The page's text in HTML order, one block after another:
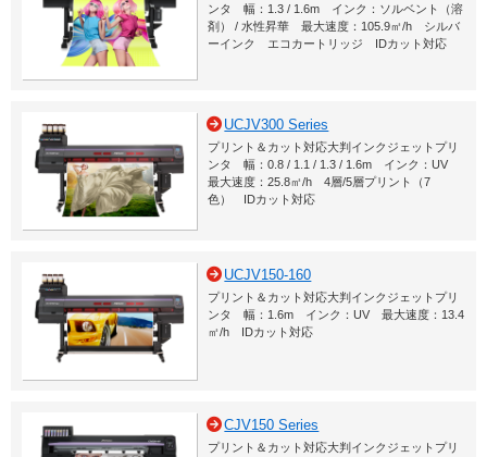
ンタ 幅：1.3 / 1.6m インク：ソルベント（溶
剤） / 水性昇華 最大速度：105.9㎡/h シルバ
ーインク エコカートリッジ IDカット対応
UCJV300 Series
プリント＆カット対応大判インクジェットプリ
ンタ 幅：0.8 / 1.1 / 1.3 / 1.6m インク：UV
最大速度：25.8㎡/h 4層/5層プリント（7
色） IDカット対応
UCJV150-160
プリント＆カット対応大判インクジェットプリ
ンタ 幅：1.6m インク：UV 最大速度：13.4
㎡/h IDカット対応
CJV150 Series
プリント＆カット対応大判インクジェットプリ